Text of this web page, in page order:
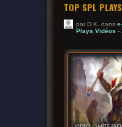
TOP SPL
par D.K. dans
Plays,Vidéos -